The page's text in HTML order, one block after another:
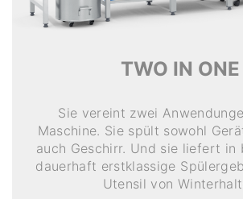
TWO IN ONE
Sie vereint zwei
Maschine. Sie spült sowohl
auch Geschirr. Und sie liefert in
dauerhaft erstklassige
Utensil von